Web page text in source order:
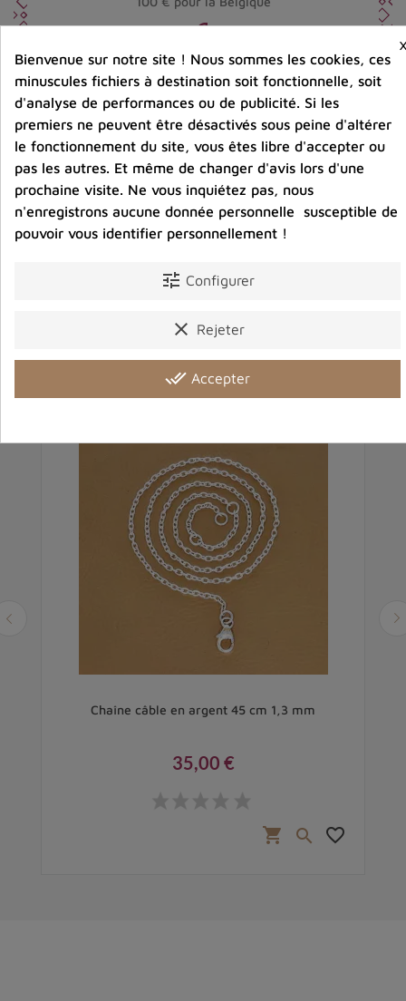
Entreprise éco-responsable.
Bijoux argent fabriqués sans émission de gaz
carbonique
Partager :
Description Détails du produit Avis clients
Chaîne câble en argent 45 cm 1,3 mm
35,00 €
shopping_cart  favorite_border
Bienvenue sur notre site ! Nous sommes les cookies, ces
minuscules fichiers à destination soit fonctionnelle, soit
d'analyse de performances ou de publicité. Si les
premiers ne peuvent être désactivés sous peine d'altérer
le fonctionnement du site, vous êtes libre d'accepter ou
pas les autres. Et même de changer d'avis lors d'une
prochaine visite. Ne vous inquiétez pas, nous
n'enregistrons aucune donnée personnelle susceptible de
pouvoir vous identifier personnellement !
tune Configurer
clear Rejeter
done_all Accepter